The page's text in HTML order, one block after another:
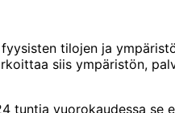
tilojen ja
siis ympäristön,
tuntia vuorokaudessa se